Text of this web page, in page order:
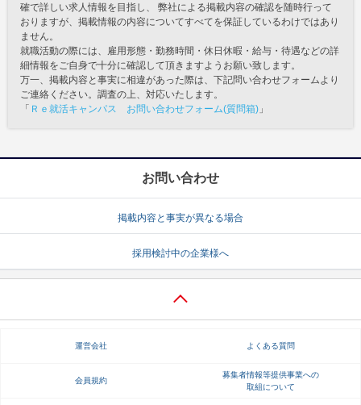
確で詳しい求人情報を目指し、 弊社による掲載内容の確認を随時行って
おりますが、掲載情報の内容についてすべてを保証しているわけではあり
ません。
就職活動の際には、雇用形態・勤務時間・休日休暇・給与・待遇などの詳
細情報をご自身で十分に確認して頂きますようお願い致します。
万一、掲載内容と事実に相違があった際は、下記問い合わせフォームより
ご連絡ください。調査の上、対応いたします。
「 Ｒｅ就活キャンパス お問い合わせフォーム(質問箱) 」
お問い合わせ
掲載内容と事実が異なる場合
採用検討中の企業様へ
運営会社 よくある質問
会員規約
募集者情報等提供事業への
取組について